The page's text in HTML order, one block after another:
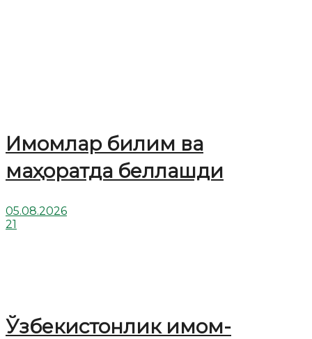
Имомлар билим ва
маҳоратда беллашди
05.08.2026
21
Ўзбекистонлик имом-